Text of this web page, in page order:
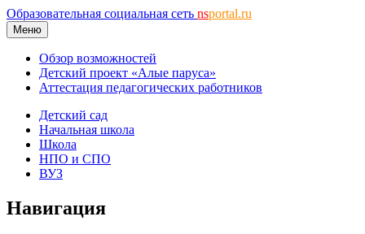
Образовательная социальная сеть nsportal.ru
Меню
Обзор возможностей
Детский проект «Алые паруса»
Аттестация педагогических работников
Детский сад
Начальная школа
Школа
НПО и СПО
ВУЗ
Навигация